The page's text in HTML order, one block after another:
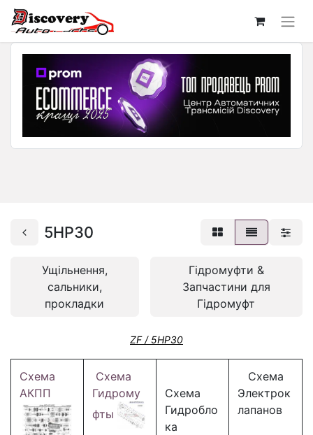
5HP30
Ущільнення,
сальники,
прокладки
Гідромуфти &
Запчастини для
Гідромуфт
ZF / 5HP30
Схема
АКПП
Схема
Гидрому
фты
Схема
Гидробло
ка
Схема
Электрок
лапанов